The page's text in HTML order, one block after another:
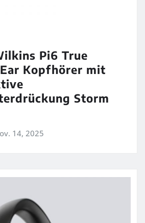
Pi6 True
Kopfhörer mit
Storm
14, 2025